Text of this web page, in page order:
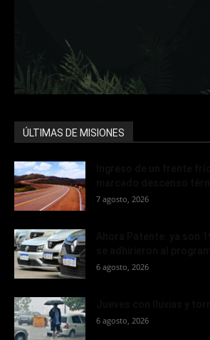
ÚLTIMAS DE MISIONES
7 agosto, 2026
6 agosto, 2026
6 agosto, 2026